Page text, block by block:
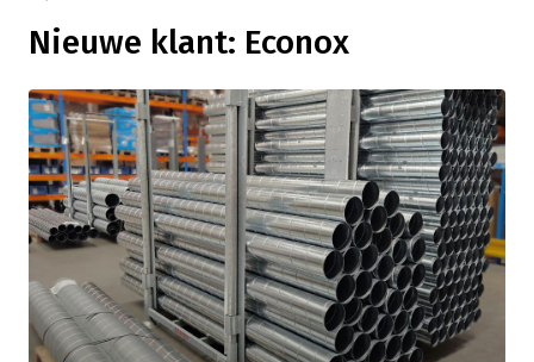
Nieuwe klant: Econox